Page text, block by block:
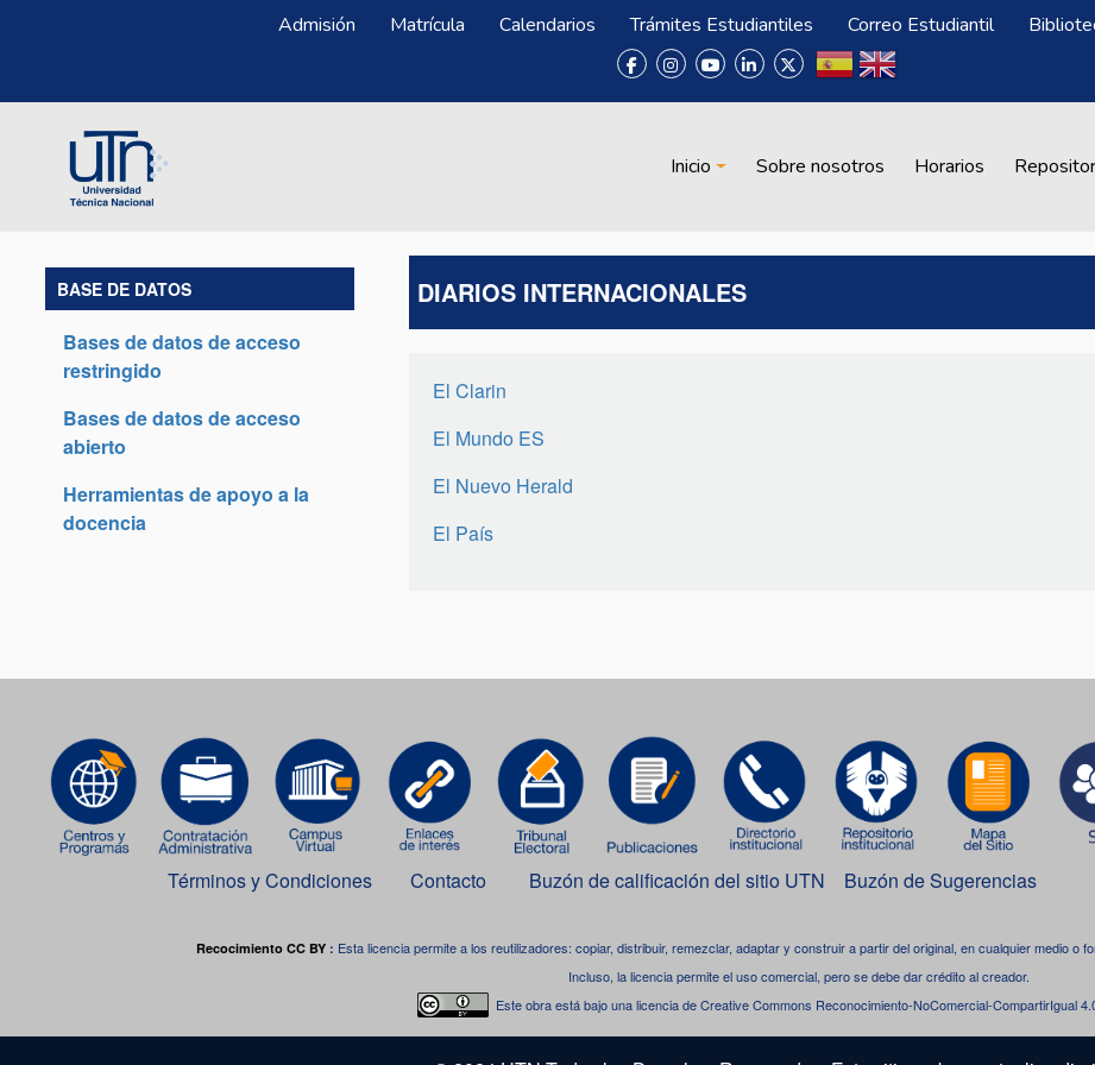
Menú Superior
Admisión Matrícula Calendarios Trámites Estudiantiles Correo Estudiantil
Menú Biblioteca
Inicio Sobre nosotros Horarios
BASE DE DATOS
Bases de datos de acceso
restringido
Bases de datos de acceso
abierto
Herramientas de apoyo a la
docencia
DIARIOS INTERNACIONALES
El Clarin
El Mundo ES
El Nuevo Herald
El País
Términos y Condiciones Contacto Buzón de calificación del sitio UTN Buzón de Sugerencias
Recocimiento CC BY : Esta licencia permite a los reutilizadores: copiar, distribuir, remezclar, adaptar y construir a partir del original, en cualquier medio o
Incluso, la licencia permite el uso comercial, pero se debe dar crédito al creador.
Este obra está bajo unalicencia de Creative Commons Reconocimiento-NoComercial-CompartirIgual